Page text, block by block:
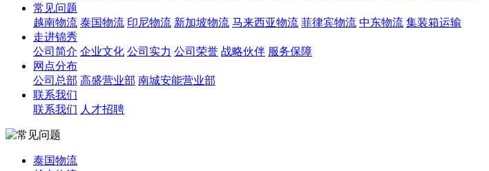
常见问题
越南物流 泰国物流 印尼物流 新加坡物流 马来西亚物流 菲律宾物流 中东物流 集装箱运输
走进锦秀
公司简介 企业文化 公司实力 公司荣誉 战略伙伴 服务保障
网点分布
公司总部 高盛营业部 南城安能营业部
联系我们
联系我们 人才招聘
泰国物流